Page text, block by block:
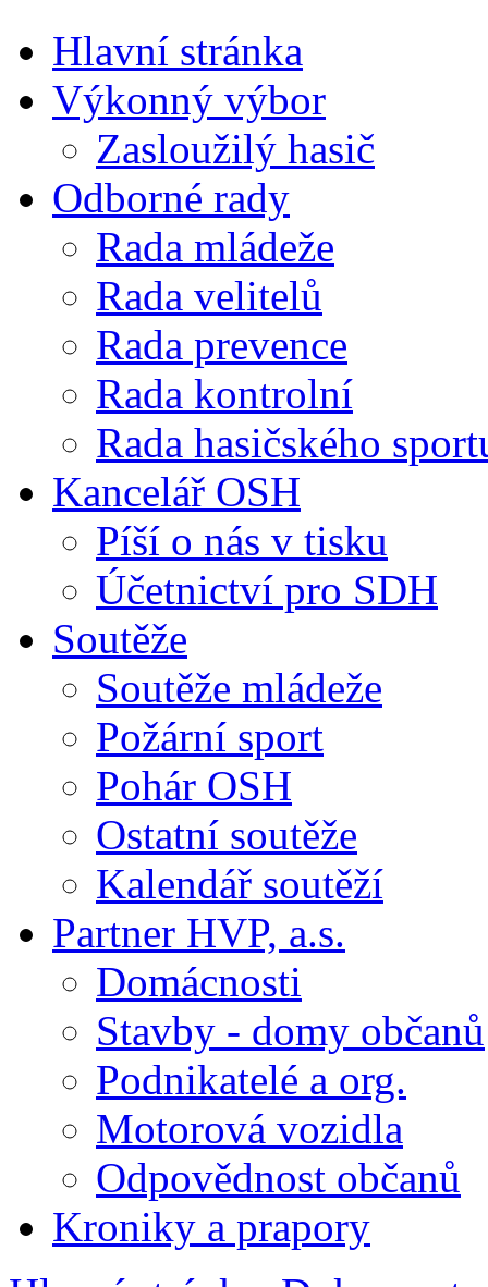
Hlavní stránka
Výkonný výbor
Zasloužilý hasič
Odborné rady
Rada mládeže
Rada velitelů
Rada prevence
Rada kontrolní
Rada hasičského
Kancelář OSH
Píší o nás v tisku
Účetnictví pro SDH
Soutěže
Soutěže mládeže
Požární sport
Pohár OSH
Ostatní soutěže
Kalendář soutěží
Partner HVP, a.s.
Domácnosti
Stavby - domy občanů
Podnikatelé a org.
Motorová vozidla
Odpovědnost občanů
Kroniky a prapory